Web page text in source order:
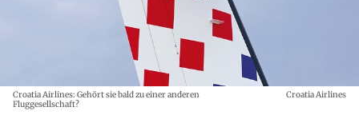
Croatia Airlines: Gehört sie bald zu einer anderen
Fluggesellschaft?
Croatia Airlines